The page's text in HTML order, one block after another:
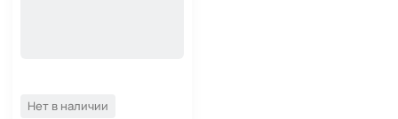
Нет в наличии